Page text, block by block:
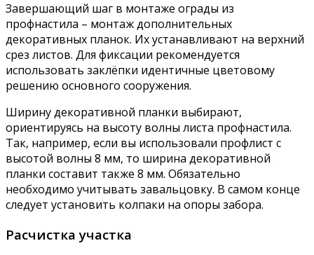
Завершающий шаг в монтаже ограды из
профнастила – монтаж дополнительных
декоративных планок. Их устанавливают на верхний
срез листов. Для фиксации рекомендуется
использовать заклёпки идентичные цветовому
решению основного сооружения.
Ширину декоративной планки выбирают,
ориентируясь на высоту волны листа профнастила.
Так, например, если вы использовали профлист с
высотой волны 8 мм, то ширина декоративной
планки составит также 8 мм. Обязательно
необходимо учитывать завальцовку. В самом конце
следует установить колпаки на опоры забора.
Расчистка участка